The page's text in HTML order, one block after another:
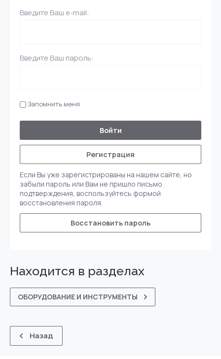
Введите Ваш e-mail:
Введите Ваш пароль:
Запомнить меня
Войти
Регистрация
Если Вы уже зарегистрированы на нашем сайте, но
забыли пароль или Вам не пришло письмо
подтверждения, воспользуйтесь формой
восстановления пароля.
Восстановить пароль
Находится в разделах
ОБОРУДОВАНИЕ И ИНСТРУМЕНТЫ
Назад